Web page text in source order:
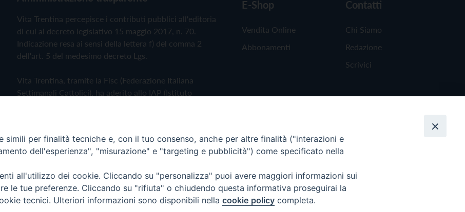
Vita Trentina percepisce i contributi pubblici all'editoria
di cui al decreto legislativo 15 maggio 2017, n. 70.
Indicazione resa ai sensi della lettera f) del comma 2
dell'art. 5 del medesimo decreto Lgs.
Vita Trentina, tramite la Fisc (Federazione Italiana
Settimanali Cattolici), ha aderito allo IAP (Istituto
Privacy Policy Cookie Policy
E-Shop
Vendita Online
Abbonamenti
Contatti
Chi Siamo
Redazione
Scrivici
Editrice
simili per finalità tecniche e, con il tuo consenso, anche per altre finalità ("interazioni e
dell'esperienza", "misurazione" e "targeting e pubblicità") come specificato nella
all'utilizzo dei cookie. Cliccando su "personalizza" puoi avere maggiori informazioni sui
le tue preferenze. Cliccando su "rifiuta" o chiudendo questa informativa proseguirai la
tecnici. Ulteriori informazioni sono disponibili nella cookie policy completa.